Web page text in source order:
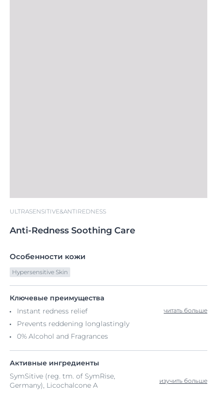
ULTRASENSITIVE&ANTIREDNESS
Anti-Redness Soothing Care
Особенности кожи
Hypersensitive Skin
Ключевые преимущества
Instant redness relief
Prevents reddening longlastingly
0% Alcohol and Fragrances
читать больше
Активные ингредиенты
SymSitive (reg. tm. of SymRise,
Germany), Licochalcone A
изучить больше